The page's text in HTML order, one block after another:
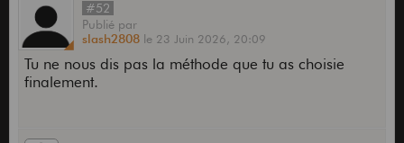
#52
Publié par
slash2808 le 23 Juin 2026, 20:09
Tu ne nous dis pas la méthode que tu as choisie
finalement.